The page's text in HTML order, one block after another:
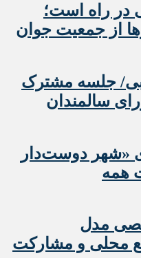
در راه است؛
از جمعیت جوان
جلسه مشترک
سالمندان
«شهر دوست‌دار
همه
مدل
محلی و مشارکت